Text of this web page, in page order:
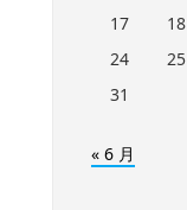
17
18
24
25
31
« 6 月